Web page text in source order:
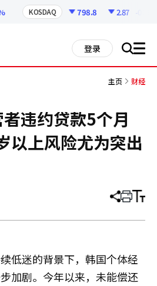
KOSDAQ 798.8 2.87 -0.36%
登录 搜 all
主页 财经
违约贷款5个月
以上风险尤为突出
分
章
打 调
小
低迷的背景下，韩国个体经
加剧。今年以来，未能偿还